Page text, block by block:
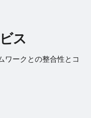
ス
ワークとの整合性とコ